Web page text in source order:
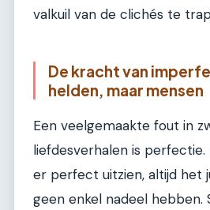
valkuil van de clichés te
De kracht van
helden, maar mensen
Een veelgemaakte fout in
liefdesverhalen is perfectie.
er perfect uitzien, altijd het
geen enkel nadeel hebben.